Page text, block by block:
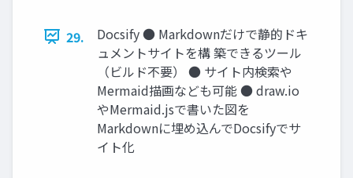
29.
Docsify ● Markdownだけで静的ドキ
ュメントサイトを構 築できるツール
（ビルド不要） ● サイト内検索や
Mermaid描画なども可能 ● draw.io
やMermaid.jsで書いた図を
Markdownに埋め込んでDocsifyでサ
イト化